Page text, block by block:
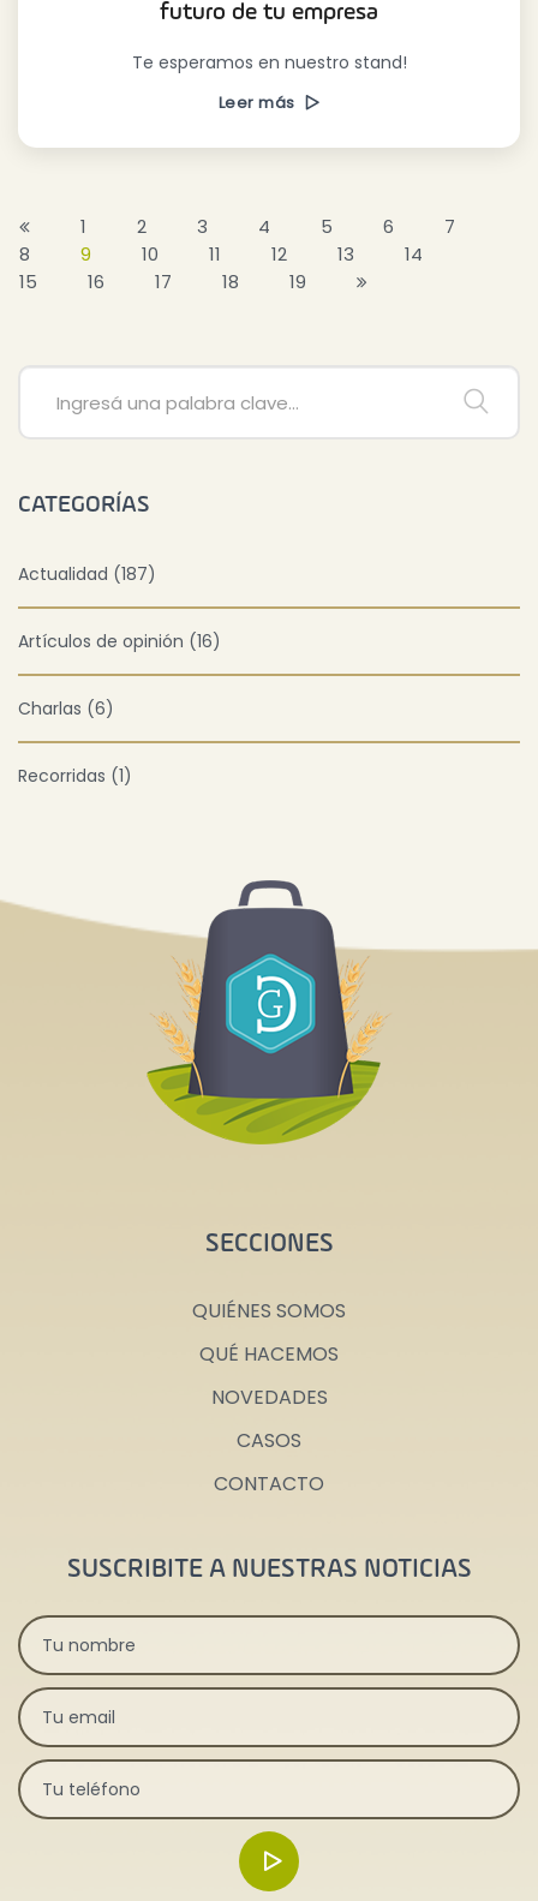
futuro de tu empresa
Te esperamos en nuestro stand!
Leer más
1 2 3 4 5 6
7
8
9 10 11 12 13
14
15
16 17 18 19
CATEGORÍAS
Actualidad (187)
Artículos de opinión (16)
Charlas (6)
Recorridas (1)
SECCIONES
QUIÉNES SOMOS
QUÉ HACEMOS
NOVEDADES
CASOS
CONTACTO
SUSCRIBITE A NUESTRAS NOTICIAS